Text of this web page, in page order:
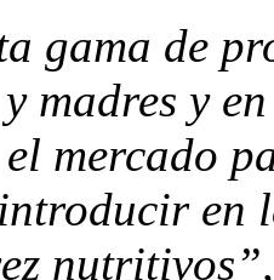
gama de
madres y
mercado
en